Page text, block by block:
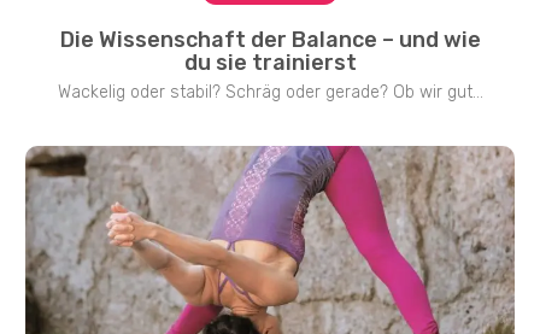
Die Wissenschaft der Balance – und wie
du sie trainierst
Wackelig oder stabil? Schräg oder gerade? Ob wir gut...